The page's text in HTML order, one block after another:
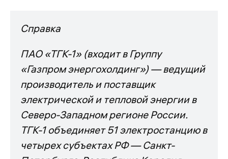
Справка
ПАО «ТГК-1» (входит в Группу
«Газпром энергохолдинг») — ведущий
производитель и поставщик
электрической и тепловой энергии в
Северо-Западном регионе России.
ТГК-1 объединяет 51 электростанцию в
четырех субъектах РФ — Санкт-